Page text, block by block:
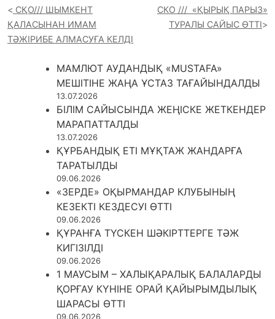
СҚО/// ШЫМКЕНТ
ҚАЛАСЫНАН ИМАМ
ТӘЖІРИБЕ АЛМАСУҒА КЕЛДІ
СКО /// «ҚЫРЫҚ ПАРЫЗ»
ТУРАЛЫ САЙЫС ӨТТІ
МАМЛЮТ АУДАНДЫҚ «MUSTAFA»
МЕШІТІНЕ ЖАҢА ҰСТАЗ ТАҒАЙЫНДАЛДЫ
13.07.2026
БІЛІМ САЙЫСЫНДА ЖЕҢІСКЕ ЖЕТКЕНДЕР
МАРАПАТТАЛДЫ
13.07.2026
ҚҰРБАНДЫҚ ЕТІ МҰҚТАЖ ЖАНДАРҒА
ТАРАТЫЛДЫ
09.06.2026
«ЗЕРДЕ» ОҚЫРМАНДАР КЛУБЫНЫҢ
КЕЗЕКТІ КЕЗДЕСУІ ӨТТІ
09.06.2026
ҚҰРАНҒА ТҮСКЕН ШӘКІРТТЕРГЕ ТӘЖ
КИГІЗІЛДІ
09.06.2026
1 МАУСЫМ – ХАЛЫҚАРАЛЫҚ БАЛАЛАРДЫ
ҚОРҒАУ КҮНІНЕ ОРАЙ ҚАЙЫРЫМДЫЛЫҚ
ШАРАСЫ ӨТТІ
09.06.2026